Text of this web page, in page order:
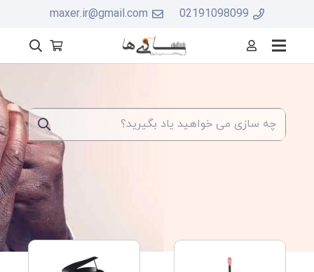
02191098099
maxer.ir@gmail.com